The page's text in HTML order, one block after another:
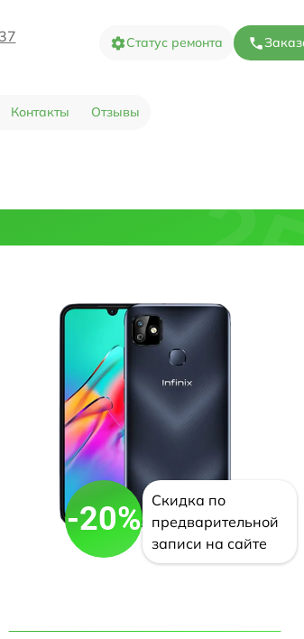
Статус ремонта
Контакты Отзывы
-20%
Скидка по
предварительной
записи на сайте